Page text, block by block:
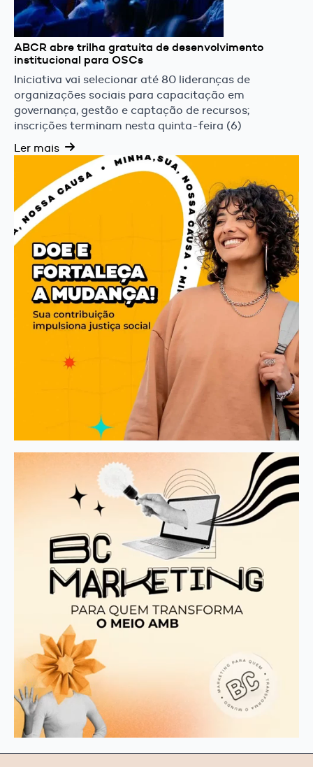
ABCR abre trilha gratuita de desenvolvimento
institucional para OSCs
Iniciativa vai selecionar até 80 lideranças de
organizações sociais para capacitação em
governança, gestão e captação de recursos;
inscrições terminam nesta quinta-feira (6)
Ler mais